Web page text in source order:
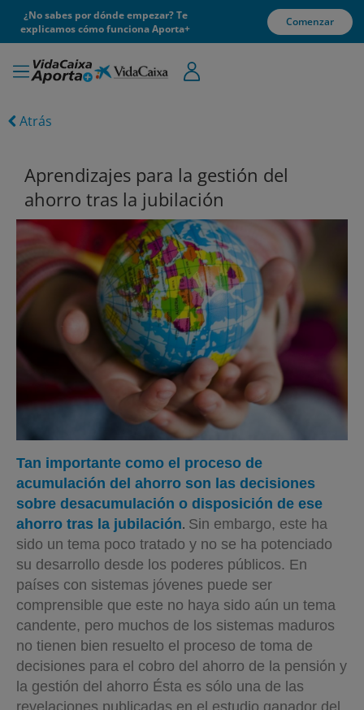
¿No sabes por dónde empezar? Te
explicamos cómo funciona Aporta+
Comenzar
Atrás
Aprendizajes para la gestión del
ahorro tras la jubilación
Tan importante como el proceso de
acumulación del ahorro son las decisiones
sobre desacumulación o disposición de ese
ahorro tras la jubilación. Sin embargo, este ha
sido un tema poco tratado y no se ha potenciado
su desarrollo desde los poderes públicos. En
países con sistemas jóvenes puede ser
comprensible que este no haya sido aún un tema
candente, pero muchos de los sistemas maduros
no tienen bien resuelto el proceso de toma de
decisiones para el cobro del ahorro de la pensión y
la gestión del ahorro Ésta es sólo una de las